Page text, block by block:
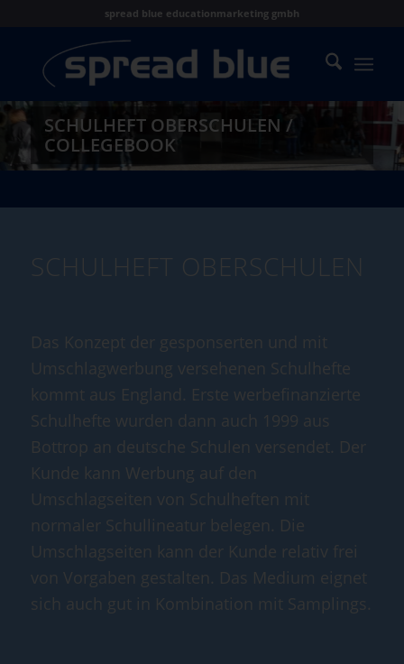
spread blue educationmarketing gmbh
SCHULHEFT OBERSCHULEN /
COLLEGEBOOK
SCHULHEFT OBERSCHULEN
Das Konzept der gesponserten und mit
Umschlagwerbung versehenen Schulhefte
kommt aus England. Erste werbefinanzierte
Schulhefte wurden dann auch 1999 aus
Bottrop an deutsche Schulen versendet. Der
Kunde kann Werbung auf den
Umschlagseiten von Schulheften mit
normaler Schullineatur belegen. Die
Umschlagseiten kann der Kunde relativ frei
von Vorgaben gestalten. Das Medium eignet
sich auch gut in Kombination mit Samplings.